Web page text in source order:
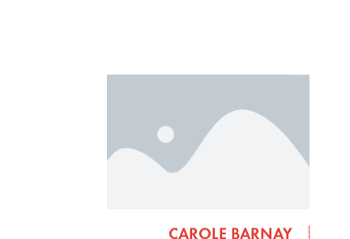
CAROLE BARNAY